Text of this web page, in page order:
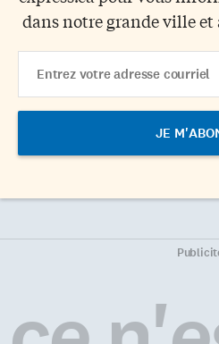
dans notre grande ville
Address